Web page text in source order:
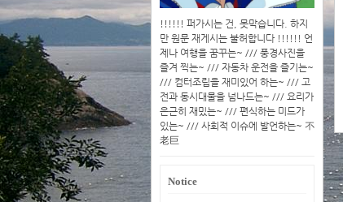
!!!!!! 퍼가시는 건, 못막습니다. 하지
만 원문 재게시는 불허합니다 !!!!!! 언
제나 여행을 꿈꾸는~ /// 풍경사진을
즐겨 찍는~ /// 자동차 운전을 즐기는~
/// 컴터조립을 재미있어 하는~ /// 고
전과 동시대물을 넘나드는~ /// 요리가
은근히 재밌는~ /// 편식하는 미드가
있는~ /// 사회적 이슈에 발언하는~ 不
老巨
Notice